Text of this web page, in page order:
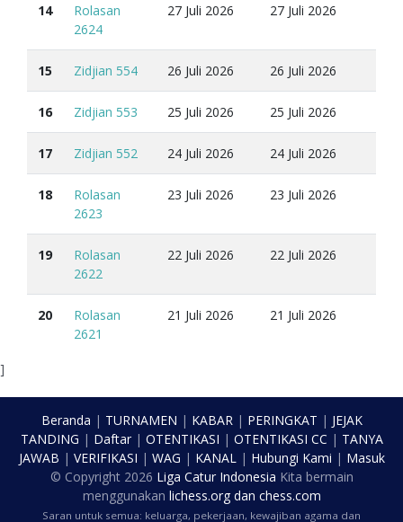
14
Rolasan
2624
27 Juli 2026 27 Juli 2026
15 Zidjian 554 26 Juli 2026 26 Juli 2026
16 Zidjian 553 25 Juli 2026 25 Juli 2026
17 Zidjian 552 24 Juli 2026 24 Juli 2026
18
Rolasan
2623
23 Juli 2026 23 Juli 2026
19
Rolasan
2622
22 Juli 2026 22 Juli 2026
20
Rolasan
2621
21 Juli 2026 21 Juli 2026
]
Beranda | TURNAMEN | KABAR| PERINGKAT | JEJAK
TANDING | Daftar| OTENTIKASI | OTENTIKASI CC | TANYA
JAWAB | VERIFIKASI | WAG | KANAL| Hubungi Kami | Masuk
© Copyright 2026 Liga Catur Indonesia Kita bermain
menggunakan lichess.orgdan chess.com
Saran untuk semua: keluarga, pekerjaan, kewajiban agama dan